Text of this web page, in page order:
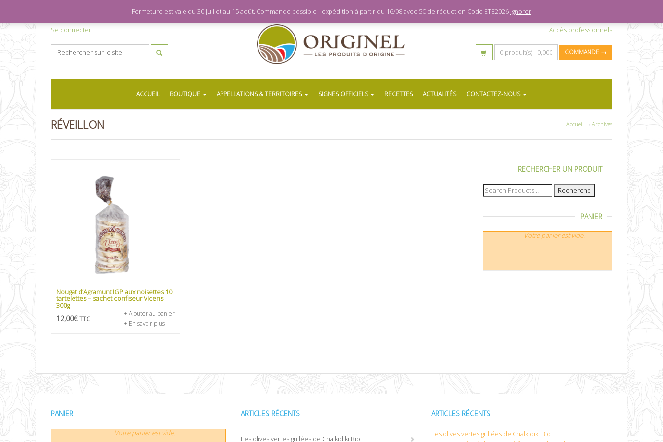
Se connecter Accès professionnels
0 produit(s) - 0,00€ COMMANDE →
ACCUEIL BOUTIQUE APPELLATIONS & TERRITOIRES SIGNES OFFICIELS RECETTES ACTUALITÉS CONTACTEZ-NOUS
RÉVEILLON Accueil → Archives
Nougat d’Agramunt IGP aux noisettes 10
tartelettes – sachet confiseur Vicens
300g
12,00€ TTC
+ Ajouter au panier
+ En savoir plus
RECHERCHER UN PRODUIT
Recherche
pour :
PANIER
Votre panier est vide.
PANIER
Votre panier est vide.
ARTICLES RÉCENTS
Les olives vertes grillées de Chalkidiki Bio
ARTICLES RÉCENTS
Les olives vertes grillées de Chalkidiki Bio
Fermeture estivale du 30 juillet au 15 août. Commande possible - expédition à partir du 16/08 avec 5€ de réduction Code ETE2026 Ignorer